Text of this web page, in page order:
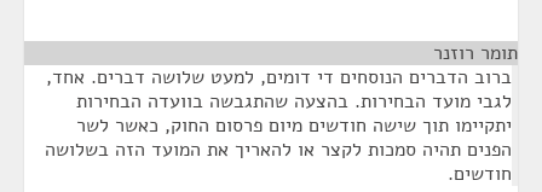
תומר רוזנר
ברוב הדברים הנוסחים די דומים, למעט שלושה דברים. אחד,
לגבי מועד הבחירות. בהצעה שהתגבשה בוועדה הבחירות
יתקיימו תוך שישה חודשים מיום פרסום החוק, כאשר לשר
הפנים תהיה סמכות לקצר או להאריך את המועד הזה בשלושה
חודשים.